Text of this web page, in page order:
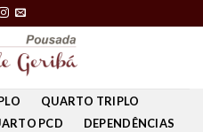
QUARTO TRIPLO
PCD
DEPENDÊNCIAS